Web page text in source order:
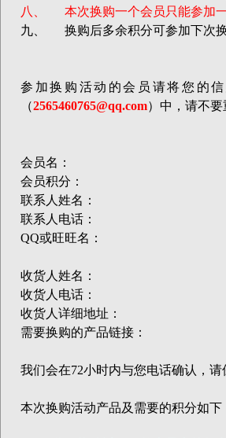
八、
本次换购一个会员只能参加
九、
换购后多余积分可参加下次
参加换购活动的会员请将您的
（2565460765@qq.com）中，请不要
会员名：
会员积分：
联系人姓名：
联系人电话：
QQ或旺旺名：
收货人姓名：
收货人电话：
收货人详细地址：
需要换购的产品链接：
我们会在72小时内与您电话确认，请
本次换购活动产品及需要的积分如下